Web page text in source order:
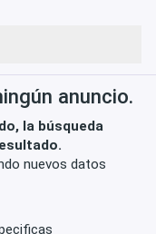
anuncio.
la búsqueda
nuevos datos